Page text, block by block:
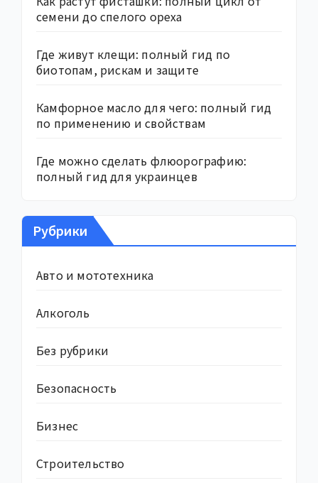
семени до спелого ореха
Где живут клещи: полный гид по
биотопам, рискам и защите
Камфорное масло для чего: полный гид
по применению и свойствам
Где можно сделать флюорографию:
полный гид для украинцев
Рубрики
Авто и мототехника
Алкоголь
Без рубрики
Безопасность
Бизнес
Строительство